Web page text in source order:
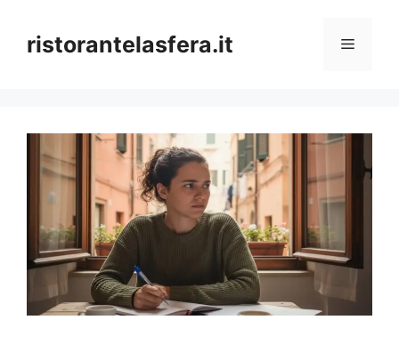
contentristorantelasfera.it Menu